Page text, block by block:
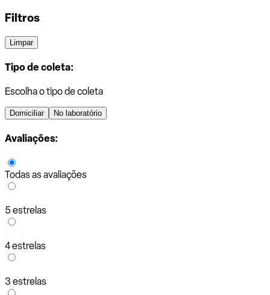
Filtros
Limpar
Tipo de coleta:
Escolha o tipo de coleta
Domiciliar No laboratório
Avaliações:
Todas as avaliações
5 estrelas
4 estrelas
3 estrelas